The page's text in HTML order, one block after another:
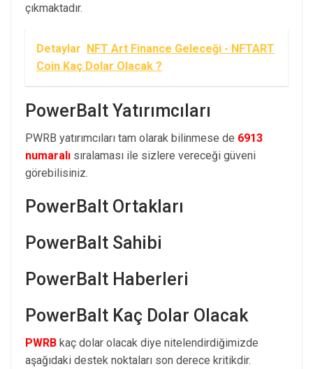
çıkmaktadır.
Detaylar NFT Art Finance Geleceği - NFTART
Coin Kaç Dolar Olacak ?
PowerBalt Yatırımcıları
PWRB yatırımcıları tam olarak bilinmese de 6913
numaralı sıralaması ile sizlere vereceği güveni
görebilisiniz.
PowerBalt Ortakları
PowerBalt Sahibi
PowerBalt Haberleri
PowerBalt Kaç Dolar Olacak
PWRB kaç dolar olacak diye nitelendirdiğimizde
aşağıdaki destek noktaları son derece kritikdir.